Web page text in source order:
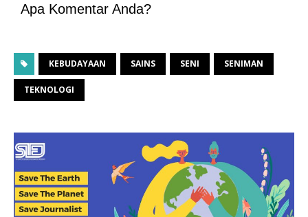
Apa Komentar Anda?
KEBUDAYAAN SAINS SENI SENIMAN
TEKNOLOGI